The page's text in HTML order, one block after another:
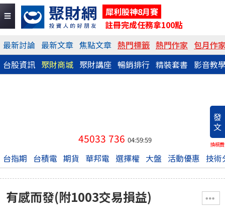
犀利股神8月賽
註冊完成任務拿100點
最新討論 最新文章 焦點文章 熱門標籤 熱門作家 包月作
台股資訊 聚財商城 聚財講座 暢銷排行 精裝套書 影音教
發
文
換稿費
45033 736 04:59:59
台指期 台積電 期貨 華邦電 選擇權 大盤 活動優惠 技術
有感而發(附1003交易損益)